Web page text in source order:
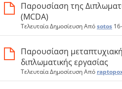
Παρουσίαση της
(MCDA)
Τελευταία Δημοσίευση Απόsotos
Παρουσίαση
διπλωματικής εργασίας
Τελευταία Δημοσίευση Από